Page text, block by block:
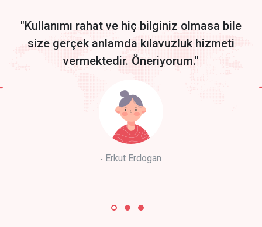
"Kullanımı rahat ve hiç bilginiz olmasa bile
size gerçek anlamda kılavuzluk hizmeti
vermektedir. Öneriyorum."
Erkut Erdogan